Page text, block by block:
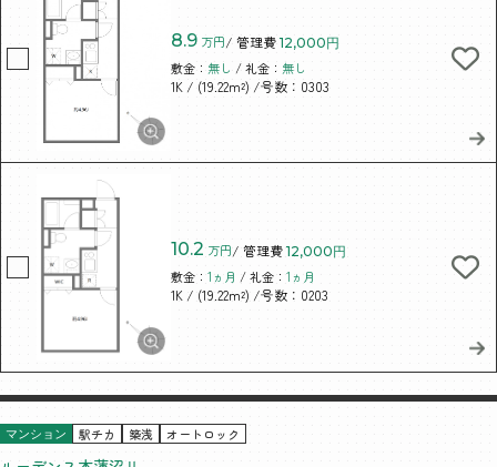
8.9 万円/ 管理費 12,000円
敷金： 無し / 礼金： 無し
1K / (19.22m²) /号数：0303
10.2 万円/ 管理費 12,000円
敷金：1ヵ月 / 礼金：1ヵ月
1K / (19.22m²) /号数：0203
マンション 駅チカ 築浅 オートロック